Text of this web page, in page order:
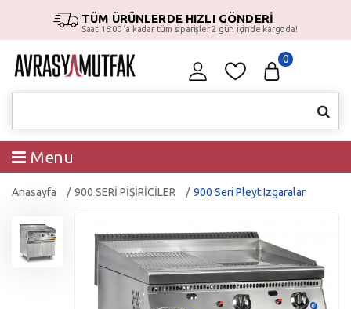
TÜM ÜRÜNLERDE HIZLI GÖNDERİ
Saat 16:00 ‘a kadar tüm siparişler 2 gün içinde kargoda!
0
Menu
Anasayfa 900 SERİ PİŞİRİCİLER 900 Seri Pleyt Izgaralar